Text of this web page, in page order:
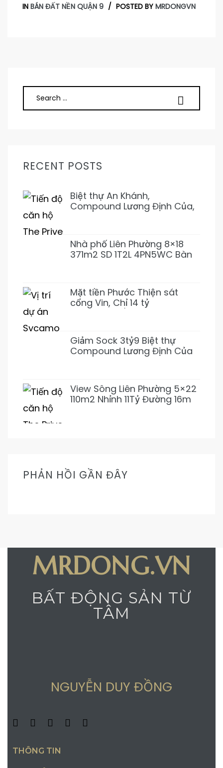
IN BÁN ĐẤT NỀN QUẬN 9 POSTED BY MRDONGVN
RECENT POSTS
Biệt thự An Khánh,
Compound Lương Định Của,
Nhà phố Liên Phường 8×18
371m2 SD 1T2L 4PN5WC Bàn
Mặt tiền Phước Thiện sát
cổng Vin, Chỉ 14 tỷ
Giảm Sock 3tỷ9 Biệt thự
Compound Lương Định Của
View Sông Liên Phường 5×22
110m2 Nhỉnh 11Tỷ Đường 16m
PHẢN HỒI GẦN ĐÂY
MRDONG.VN
BẤT ĐỘNG SẢN TỪ
TÂM
NGUYỄN DUY ĐỒNG
THÔNG TIN